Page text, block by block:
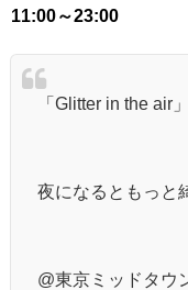
11:00～23:00
「Glitter in the air」
夜になるともっと
@東京ミッドタウ